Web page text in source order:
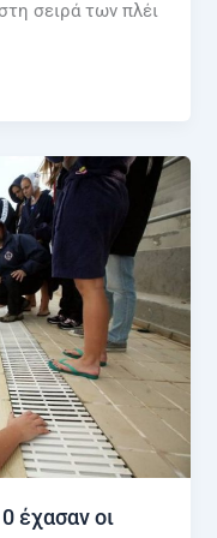
σειρά των πλέι
έχασαν οι